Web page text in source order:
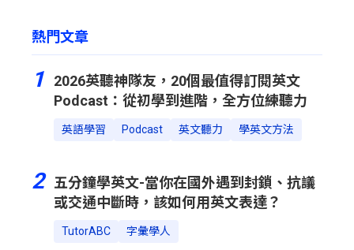
熱門文章
1
2026英聽神隊友，20個最值得訂閱英文
Podcast：從初學到進階，全方位練聽力
英語學習 Podcast 英文聽力 學英文方法
2
五分鐘學英文-當你在國外遇到封鎖、抗議
或交通中斷時，該如何用英文表達？
TutorABC 字彙學人